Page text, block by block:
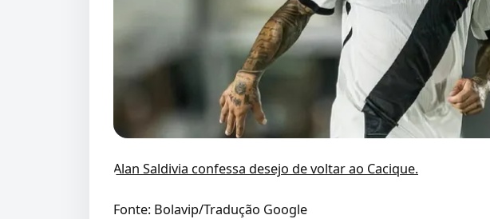
Alan Saldivia confessa desejo de voltar ao Cacique.
Fonte: Bolavip/Tradução Google